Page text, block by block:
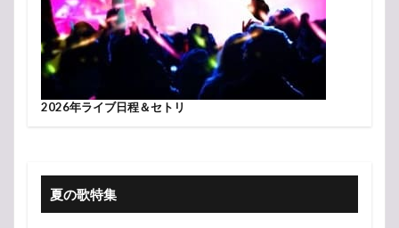
2026年ライブ日程＆セトリ
夏の歌特集